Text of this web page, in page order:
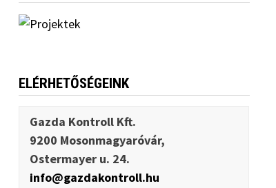
ELÉRHETŐSÉGEINK
Gazda Kontroll Kft.
9200 Mosonmagyaróvár,
Ostermayer u. 24.
info@gazdakontroll.hu